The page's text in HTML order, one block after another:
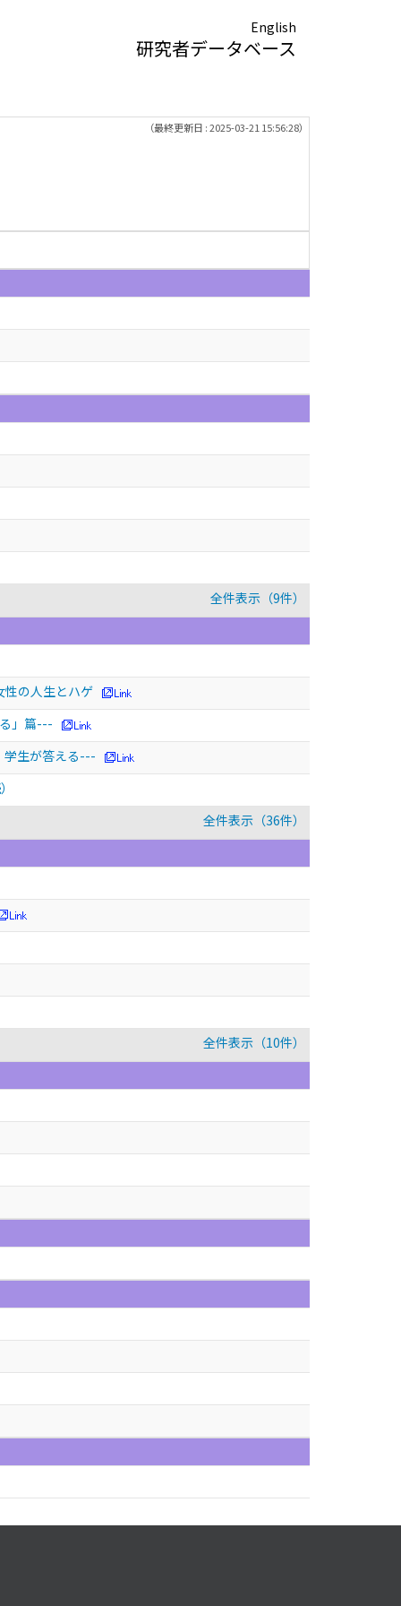
English
研究者データベース
（最終更新日 : 2025-03-21 15:56:28）
全件表示（9件）
性の人生とハゲ
」篇---
学生が答える---
全件表示（36件）
全件表示（10件）